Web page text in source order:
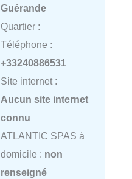
Guérande
Quartier :
Téléphone :
+33240886531
Site internet :
Aucun site internet
connu
ATLANTIC SPAS à
domicile : non
renseigné